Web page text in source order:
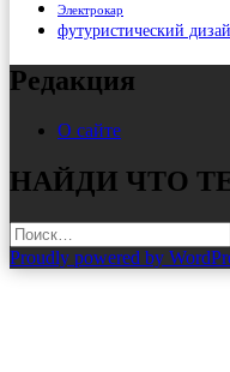
Электрокар
футуристический
Редакция
О сайте
НАЙДИ ЧТО
Найти:
Proudly powered by